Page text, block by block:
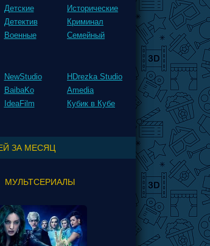
Детские
Детектив
Военные
Исторические
Криминал
Семейный
NewStudio
BaibaKo
IdeaFilm
HDrezka Studio
Amedia
Кубик в Кубе
ЗА МЕСЯЦ
МУЛЬТСЕРИАЛЫ